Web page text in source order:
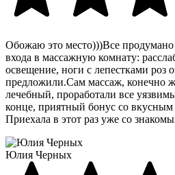
Обожаю это место)))Все продумано
входа в массажную комнату:
освещение, ноги с лепестками роз
предложили.Сам массаж, конечно
лечебный, проработали все
конце, приятный бонус со
Приехала в этот раз уже со
Юлия Черных